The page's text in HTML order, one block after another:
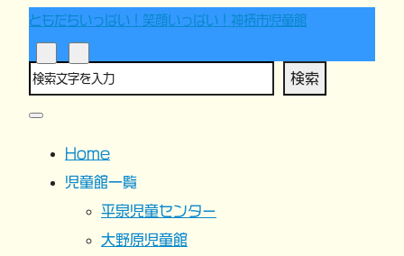
ともだちいっぱい！笑顔いっぱい！神栖市児童館
検索
Home
児童館一覧
平泉児童センター
大野原児童館